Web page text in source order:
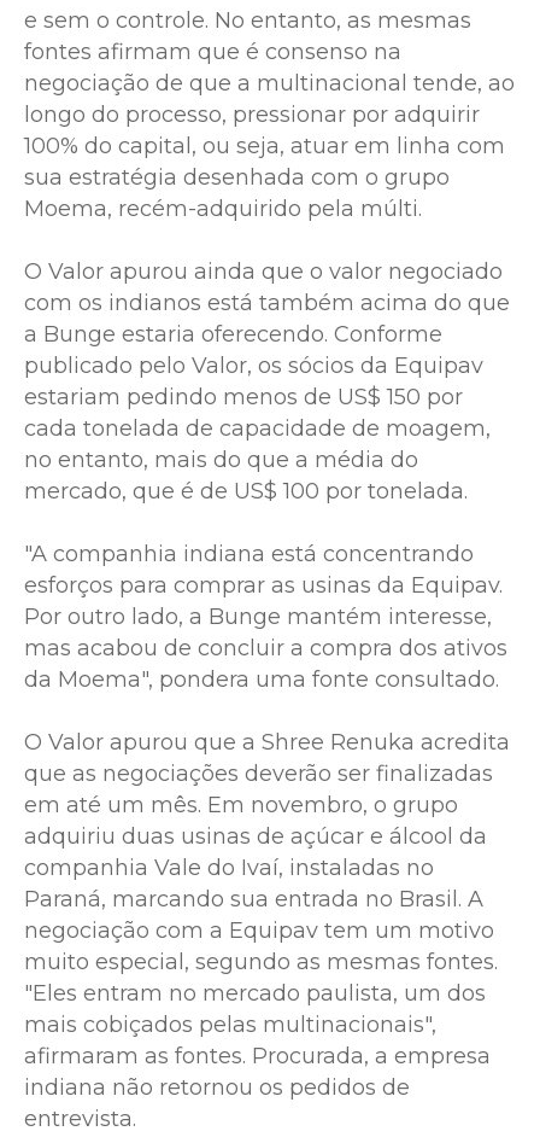
e sem o controle. No entanto, as mesmas
fontes afirmam que é consenso na
negociação de que a multinacional tende, ao
longo do processo, pressionar por adquirir
100% do capital, ou seja, atuar em linha com
sua estratégia desenhada com o grupo
Moema, recém-adquirido pela múlti.
O Valor apurou ainda que o valor negociado
com os indianos está também acima do que
a Bunge estaria oferecendo. Conforme
publicado pelo Valor, os sócios da Equipav
estariam pedindo menos de US$ 150 por
cada tonelada de capacidade de moagem,
no entanto, mais do que a média do
mercado, que é de US$ 100 por tonelada.
"A companhia indiana está concentrando
esforços para comprar as usinas da Equipav.
Por outro lado, a Bunge mantém interesse,
mas acabou de concluir a compra dos ativos
da Moema", pondera uma fonte consultado.
O Valor apurou que a Shree Renuka acredita
que as negociações deverão ser finalizadas
em até um mês. Em novembro, o grupo
adquiriu duas usinas de açúcar e álcool da
companhia Vale do Ivaí, instaladas no
Paraná, marcando sua entrada no Brasil. A
negociação com a Equipav tem um motivo
muito especial, segundo as mesmas fontes.
"Eles entram no mercado paulista, um dos
mais cobiçados pelas multinacionais",
afirmaram as fontes. Procurada, a empresa
indiana não retornou os pedidos de
entrevista.